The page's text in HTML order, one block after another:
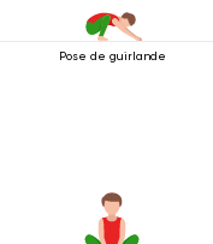
Pose de guirlande